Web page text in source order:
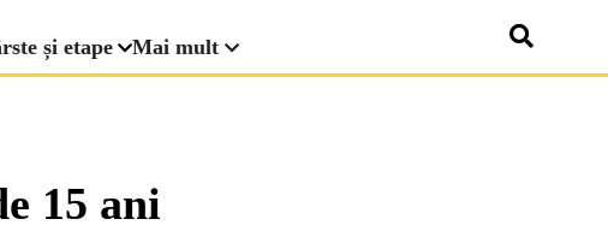
și etape Mai mult
15 ani